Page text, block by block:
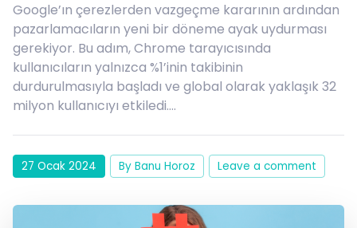
Google’ın çerezlerden vazgeçme kararının ardından
pazarlamacıların yeni bir döneme ayak uydurması
gerekiyor. Bu adım, Chrome tarayıcısında
kullanıcıların yalnızca %1’inin takibinin
durdurulmasıyla başladı ve global olarak yaklaşık 32
milyon kullanıcıyı etkiledi….
27 Ocak 2024 By Banu Horoz Leave a comment